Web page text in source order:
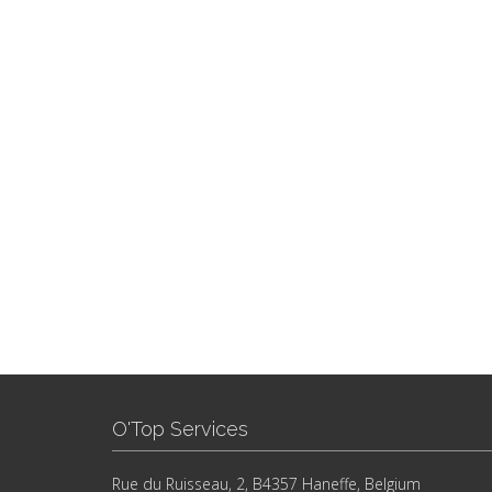
O'Top Services
Rue du Ruisseau, 2, B4357 Haneffe, Belgium